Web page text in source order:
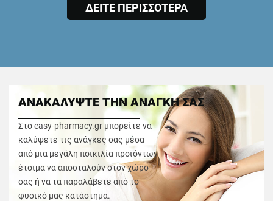
ΔΕΙΤΕ ΠΕΡΙΣΣΟΤΕΡΑ
ΑΝΑΚΑΛΥΨΤΕ ΤΗΝ ΑΝΑΓΚΗ ΣΑΣ
Στο easy-pharmacy.gr μπορείτε να
καλύψετε τις ανάγκες σας μέσα
από μια μεγάλη ποικιλία προϊόντων
έτοιμα να αποσταλούν στον χώρο
σας ή να τα παραλάβετε από το
φυσικό μας κατάστημα.